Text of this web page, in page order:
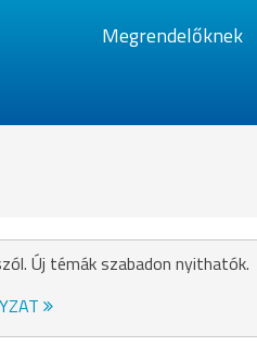
Megrendelőknek
Új témák szabadon nyithatók.